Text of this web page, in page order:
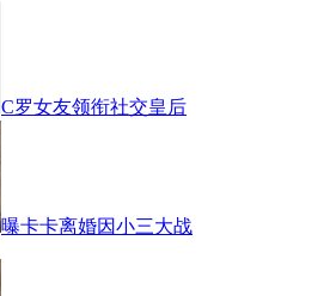
C罗女友领衔社交皇后
曝卡卡离婚因小三大战